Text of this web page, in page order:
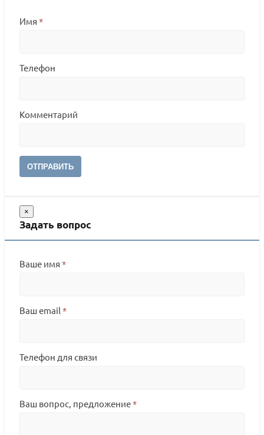
Имя *
Телефон
Комментарий
ОТПРАВИТЬ
×
Задать вопрос
Ваше имя *
Ваш email *
Телефон для связи
Ваш вопрос, предложение*